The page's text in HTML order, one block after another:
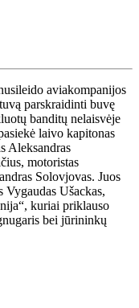
aviakompanijos
parskraidinti buvę
banditų nelaisvėje
laivo kapitonas
Aleksandras
motoristas
Solovjovas. Juos
Ušackas,
kuriai priklauso
bei jūrininkų